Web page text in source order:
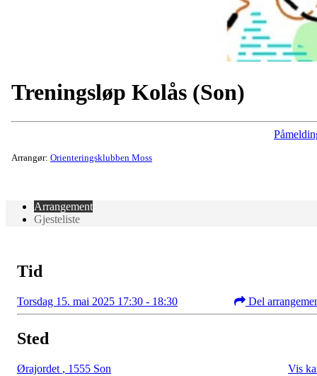
Treningsløp Kolås (Son)
Arrangør: Orienteringsklubben Moss
Arrangement
Gjesteliste
Tid
Torsdag 15. mai 2025 17:30 - 18:30 Del
Sted
Ørajordet , 1555 Son Vis